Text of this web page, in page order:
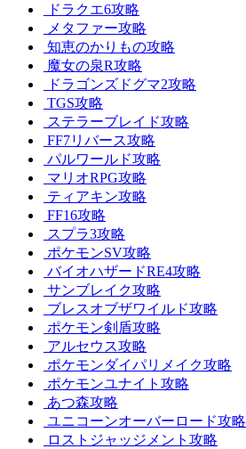
ドラクエ6攻略
メタファー攻略
知恵のかりもの攻略
魔女の泉R攻略
ドラゴンズドグマ2攻略
TGS攻略
ステラーブレイド攻略
FF7リバース攻略
パルワールド攻略
マリオRPG攻略
ティアキン攻略
FF16攻略
スプラ3攻略
ポケモンSV攻略
バイオハザードRE4攻略
サンブレイク攻略
ブレスオブザワイルド攻略
ポケモン剣盾攻略
アルセウス攻略
ポケモンダイパリメイク攻略
ポケモンユナイト攻略
あつ森攻略
ユニコーンオーバーロード攻略
ロストジャッジメント攻略